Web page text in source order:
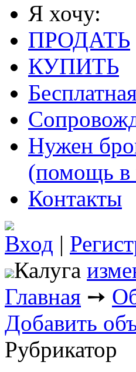
Я хочу:
ПРОДАТЬ
КУПИТЬ
Нужен
(помощь в
Контакты
Вход |
Калуга
Главная ➙
Добавить
Рубрикатор